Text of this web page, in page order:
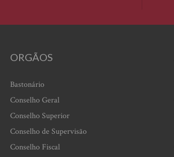
ORGÃOS
Bastonário
Conselho Geral
Conselho Superior
Conselho de Supervisão
Conselho Fiscal